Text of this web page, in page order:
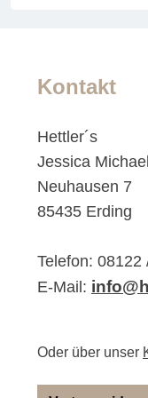
Kontakt
Hettler´s
Jessica
Neuhausen 7
85435 Erding
Telefon: 08122
E-Mail:
Oder über unser